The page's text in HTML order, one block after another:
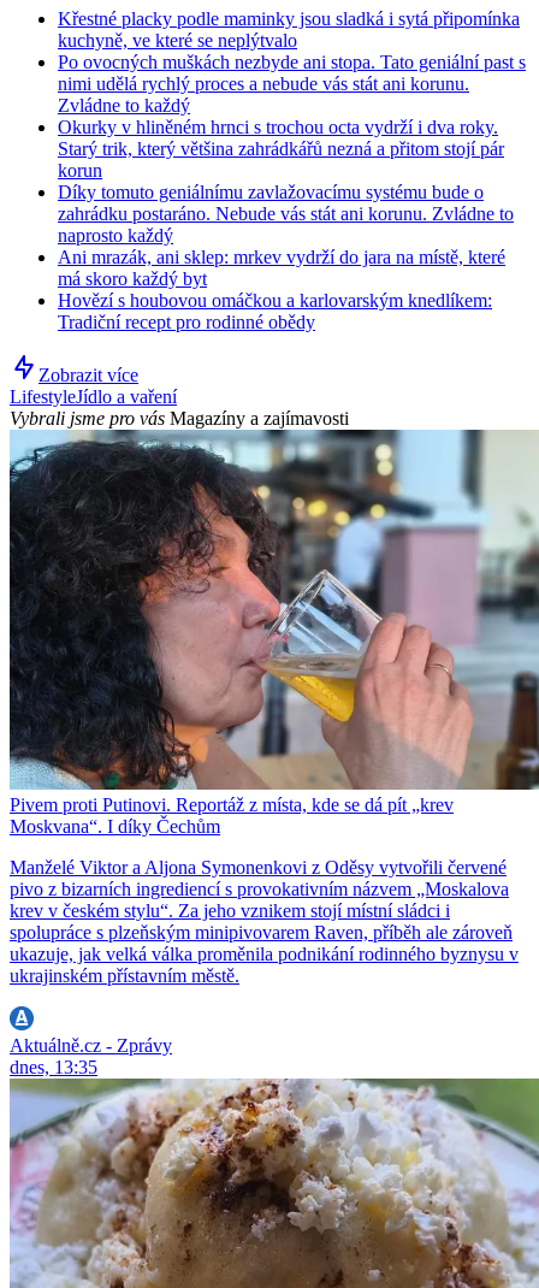
Křestné placky podle maminky jsou sladká i sytá připomínka
kuchyně, ve které se neplýtvalo
Po ovocných muškách nezbyde ani stopa. Tato geniální past s
nimi udělá rychlý proces a nebude vás stát ani korunu.
Zvládne to každý
Okurky v hliněném hrnci s trochou octa vydrží i dva roky.
Starý trik, který většina zahrádkářů nezná a přitom stojí pár
korun
Díky tomuto geniálnímu zavlažovacímu systému bude o
zahrádku postaráno. Nebude vás stát ani korunu. Zvládne to
naprosto každý
Ani mrazák, ani sklep: mrkev vydrží do jara na místě, které
má skoro každý byt
Hovězí s houbovou omáčkou a karlovarským knedlíkem:
Tradiční recept pro rodinné obědy
Zobrazit více
LifestyleJídlo a vaření
Vybrali jsme pro vás Magazíny a zajímavosti
Pivem proti Putinovi. Reportáž z místa, kde se dá pít „krev
Moskvana“. I díky Čechům
Manželé Viktor a Aljona Symonenkovi z Oděsy vytvořili červené
pivo z bizarních ingrediencí s provokativním názvem „Moskalova
krev v českém stylu“. Za jeho vznikem stojí místní sládci i
spolupráce s plzeňským minipivovarem Raven, příběh ale zároveň
ukazuje, jak velká válka proměnila podnikání rodinného byznysu v
ukrajinském přístavním městě.
Aktuálně.cz - Zprávy
dnes, 13:35